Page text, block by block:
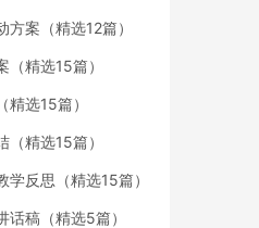
案（精选12篇）
（精选15篇）
选15篇）
精选15篇）
学反思（精选15篇）
话稿（精选5篇）